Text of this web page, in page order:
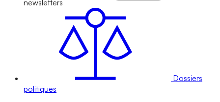
newsletters
Dossiers
politiques